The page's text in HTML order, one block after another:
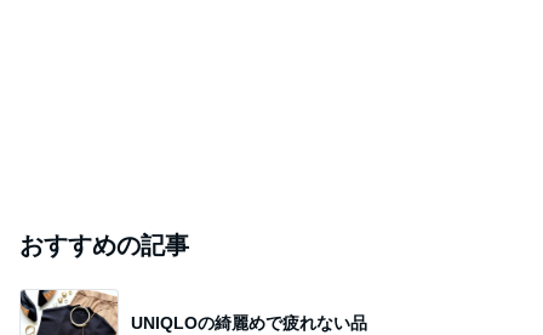
おすすめの記事
UNIQLOの綺麗めで疲れない品